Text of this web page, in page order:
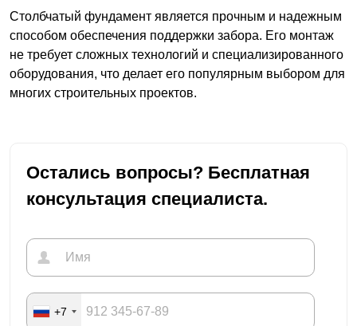
Столбчатый фундамент является прочным и надежным
способом обеспечения поддержки забора. Его монтаж
не требует сложных технологий и специализированного
оборудования, что делает его популярным выбором для
многих строительных проектов.
Остались вопросы? Бесплатная
консультация специалиста.
+7